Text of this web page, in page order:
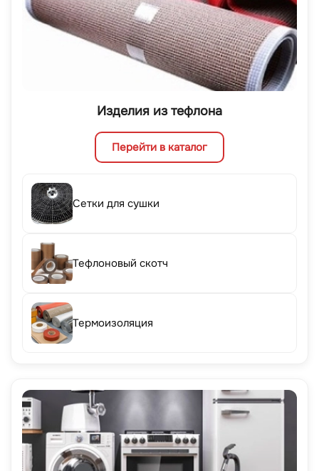
Изделия из тефлона
Перейти в каталог
Сетки для сушки
Тефлоновый скотч
Термоизоляция